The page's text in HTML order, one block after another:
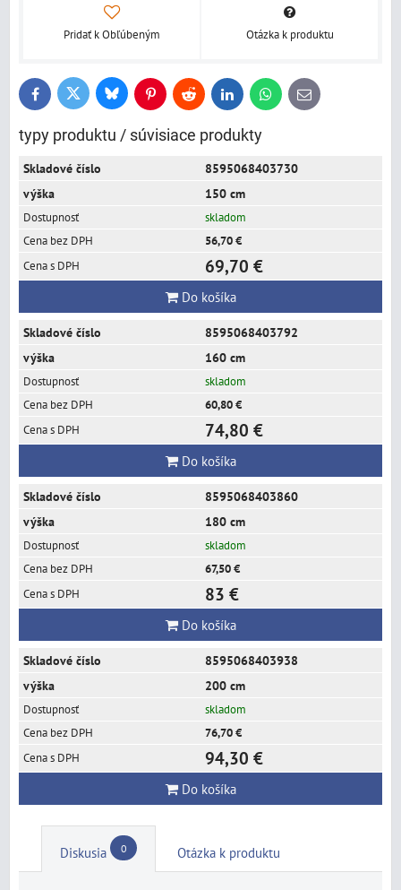
Pridať k Obľúbeným Otázka k produktu
FacebookTwitter BlueskyPinterestReddit LinkedInWhatsApp
E-
mail
typy produktu / súvisiace produkty
8595068403730
150 cm
skladom
56,70 €
69,70 €
Do košíka
8595068403792
160 cm
skladom
60,80 €
74,80 €
Do košíka
8595068403860
180 cm
skladom
67,50 €
83 €
Do košíka
8595068403938
200 cm
skladom
76,70 €
94,30 €
Do košíka
Diskusia 0 Otázka k produktu